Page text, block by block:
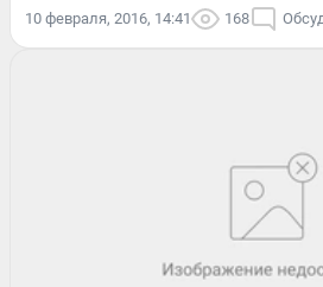
10 февраля, 2016, 14:41 168